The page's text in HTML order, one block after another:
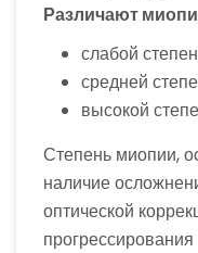
Различают
слабой
средней
высокой
Степень миопии,
наличие
оптической